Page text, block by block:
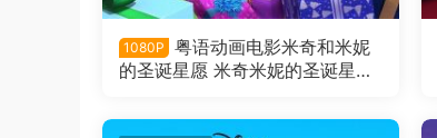
1080P
粤语动画电影米奇和米妮
的圣诞星愿 米奇米妮的圣诞星愿